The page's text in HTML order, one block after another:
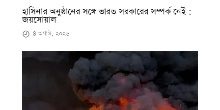
হাসিনার অনুষ্ঠানের সঙ্গে ভারত সরকারের সম্পর্ক নেই :
জয়সোয়াল
৪ অগাস্ট, ২০২৬